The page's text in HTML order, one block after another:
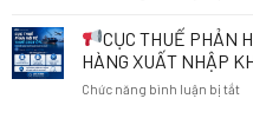
CỤC THUẾ PHẢN
HÀNG XUẤT NHẬP
Chức năng bình luận bị tắtở